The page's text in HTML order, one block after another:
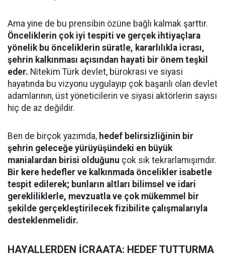
​Ama yine de bu prensibin özüne bağlı kalmak şarttır.
Önceliklerin çok iyi tespiti ve gerçek ihtiyaçlara
yönelik bu önceliklerin süratle, kararlılıkla icrası,
şehrin kalkınması açısından hayati bir önem teşkil
eder. Nitekim Türk devlet, bürokrasi ve siyasi
hayatında bu vizyonu uygulayıp çok başarılı olan devlet
adamlarının, üst yöneticilerin ve siyasi aktörlerin sayısı
hiç de az değildir.
​Ben de birçok yazımda, hedef belirsizliğinin bir
şehrin geleceğe yürüyüşündeki en büyük
manialardan birisi olduğunu çok sık tekrarlamışımdır.
Bir kere hedefler ve kalkınmada öncelikler isabetle
tespit edilerek; bunların altları bilimsel ve idari
gerekliliklerle, mevzuatla ve çok mükemmel bir
şekilde gerçekleştirilecek fizibilite çalışmalarıyla
desteklenmelidir.
​HAYALLERDEN İCRAATA: HEDEF TUTTURMA